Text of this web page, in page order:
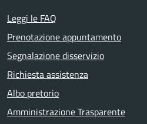
Leggi le FAQ
Prenotazione appuntamento
Segnalazione disservizio
Richiesta assistenza
Albo pretorio
Amministrazione Trasparente